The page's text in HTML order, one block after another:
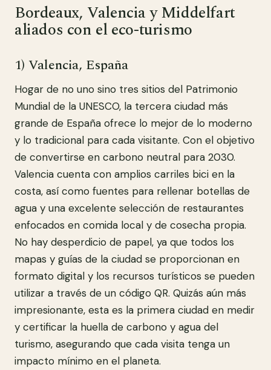
Bordeaux, Valencia y Middelfart
aliados con el eco-turismo
1) Valencia, España
Hogar de no uno sino tres sitios del Patrimonio
Mundial de la UNESCO, la tercera ciudad más
grande de España ofrece lo mejor de lo moderno
y lo tradicional para cada visitante. Con el objetivo
de convertirse en carbono neutral para 2030.
Valencia cuenta con amplios carriles bici en la
costa, así como fuentes para rellenar botellas de
agua y una excelente selección de restaurantes
enfocados en comida local y de cosecha propia.
No hay desperdicio de papel, ya que todos los
mapas y guías de la ciudad se proporcionan en
formato digital y los recursos turísticos se pueden
utilizar a través de un código QR. Quizás aún más
impresionante, esta es la primera ciudad en medir
y certificar la huella de carbono y agua del
turismo, asegurando que cada visita tenga un
impacto mínimo en el planeta.